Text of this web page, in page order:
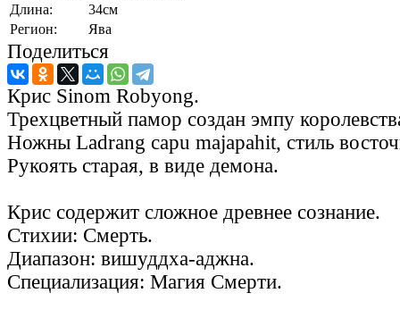
Длина:
34см
Регион:
Ява
Поделиться
Крис Sinom Robyong.
Трехцветный памор создан эмпу
Ножны Ladrang capu majapahit, стиль
Рукоять старая, в виде демона.
Крис содержит сложное древнее сознание.
Стихии: Смерть.
Диапазон: вишуддха-аджна.
Специализация: Магия Смерти.